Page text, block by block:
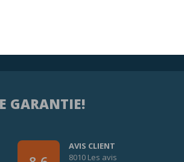
GARANTIE!
AVIS CLIENT
8010 Les avis